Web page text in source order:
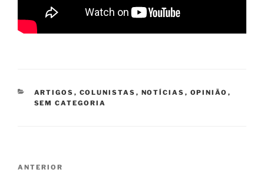
CATEGORIAS
ARTIGOS , COLUNISTAS , NOTÍCIAS , OPINIÃO ,
SEM CATEGORIA
Post
ANTERIOR